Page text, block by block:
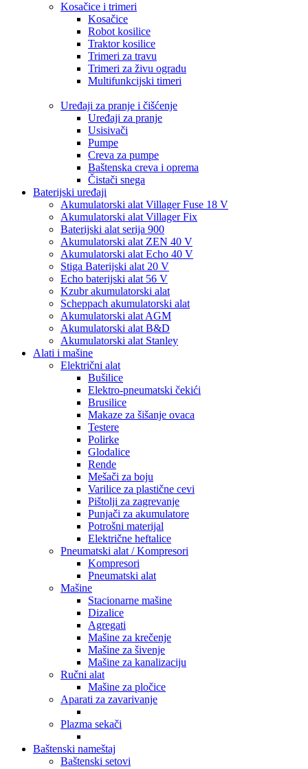
Kosačice i trimeri
Kosačice
Robot kosilice
Traktor kosilice
Trimeri za travu
Trimeri za živu ogradu
Multifunkcijski timeri
Uređaji za pranje i čišćenje
Uređaji za pranje
Usisivači
Pumpe
Creva za pumpe
Baštenska creva i oprema
Čistači snega
Baterijski uređaji
Akumulatorski alat Villager Fuse 18 V
Akumulatorski alat Villager Fix
Baterijski alat serija 900
Akumulatorski alat ZEN 40 V
Akumulatorski alat Echo 40 V
Stiga Baterijski alat 20 V
Echo baterijski alat 56 V
Kzubr akumulatorski alat
Scheppach akumulatorski alat
Akumulatorski alat AGM
Akumulatorski alat B&D
Akumulatorski alat Stanley
Alati i mašine
Električni alat
Bušilice
Elektro-pneumatski čekići
Brusilice
Makaze za šišanje ovaca
Testere
Polirke
Glodalice
Rende
Mešači za boju
Varilice za plastične cevi
Pištolji za zagrevanje
Punjači za akumulatore
Potrošni materijal
Električne heftalice
Pneumatski alat / Kompresori
Kompresori
Pneumatski alat
Mašine
Stacionarne mašine
Dizalice
Agregati
Mašine za krečenje
Mašine za šivenje
Mašine za kanalizaciju
Ručni alat
Mašine za pločice
Aparati za zavarivanje
Plazma sekači
Baštenski nameštaj
Baštenski setovi